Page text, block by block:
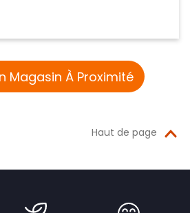
Vous
Magasin À Proximité
Haut de page